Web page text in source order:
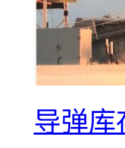
导弹库